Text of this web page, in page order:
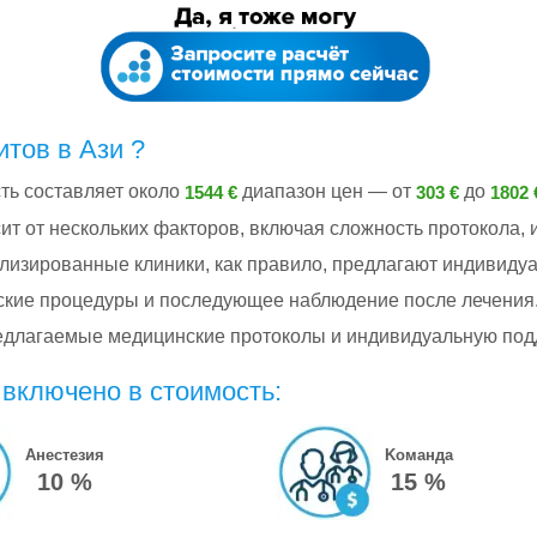
в Ази ?
составляет около 1544 € диапазон цен — от 303 € до 1802
от нескольких факторов, включая сложность
клиники, как правило, предлагают
процедуры и последующее наблюдение после
медицинские протоколы и индивидуальную
в стоимость:
Анестезия
10 %
Kоманда
15 %